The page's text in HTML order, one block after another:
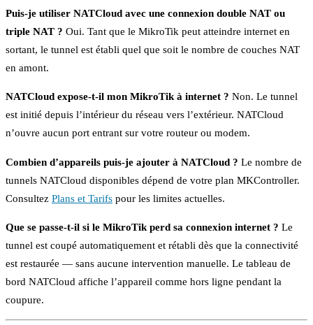
Puis-je utiliser NATCloud avec une connexion double NAT ou
triple NAT ? Oui. Tant que le MikroTik peut atteindre internet en
sortant, le tunnel est établi quel que soit le nombre de couches NAT
en amont.
NATCloud expose-t-il mon MikroTik à internet ? Non. Le tunnel
est initié depuis l’intérieur du réseau vers l’extérieur. NATCloud
n’ouvre aucun port entrant sur votre routeur ou modem.
Combien d’appareils puis-je ajouter à NATCloud ? Le nombre de
tunnels NATCloud disponibles dépend de votre plan MKController.
Consultez Plans et Tarifs pour les limites actuelles.
Que se passe-t-il si le MikroTik perd sa connexion internet ? Le
tunnel est coupé automatiquement et rétabli dès que la connectivité
est restaurée — sans aucune intervention manuelle. Le tableau de
bord NATCloud affiche l’appareil comme hors ligne pendant la
coupure.